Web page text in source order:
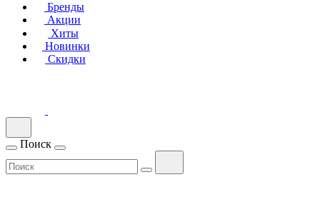
Бренды
Акции
Хиты
Новинки
Скидки
Поиск